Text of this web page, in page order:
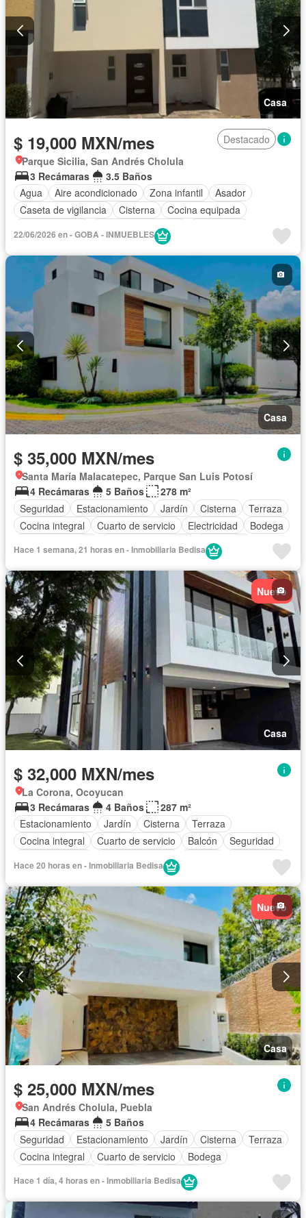
Casa
$ 19,000 MXN/mes
Destacado
Parque Sicilia, San Andrés Cholula
3 Recámaras
3.5 Baños
Agua
Aire acondicionado Zona infantil
Asador
Caseta de vigilancia
Cisterna
Cocina equipada
Cuarto de Limpieza
Recámara con closet
Zonas verdes
Permite mascotas Sin amueblar
22/06/2026 en - GOBA - INMUEBLES
Casa
$ 35,000 MXN/mes
Santa María Malacatepec, Parque San Luis Potosí
4 Recámaras
5 Baños
278 m²
Seguridad
Estacionamiento Jardín Cisterna
Terraza
Cocina integral
Cuarto de servicio Electricidad
Bodega
Despacho
Zonas verdes
Caseta de vigilancia
Sin amueblar
Hace 1 semana, 21 horas en - Inmobiliaria Bedisa
Nuevo
Casa
$ 32,000 MXN/mes
La Corona, Ocoyucan
3 Recámaras
4 Baños
287 m²
Estacionamiento
Jardín Cisterna
Terraza
Cocina integral
Cuarto de servicio Balcón
Seguridad
Cocina equipada
Electricidad
Zonas verdes
Recámara con closet
Vista panorámica
Caseta de vigilancia Sin amueblar
Hace 20 horas en - Inmobiliaria Bedisa
Nuevo
Casa
$ 25,000 MXN/mes
San Andrés Cholula, Puebla
4 Recámaras
5 Baños
Seguridad
Estacionamiento Jardín Cisterna
Terraza
Cocina integral
Cuarto de servicio
Bodega
Electricidad
Caseta de vigilancia
Despacho
Recámara con closet Sin amueblar
Hace 1 día, 4 horas en - Inmobiliaria Bedisa